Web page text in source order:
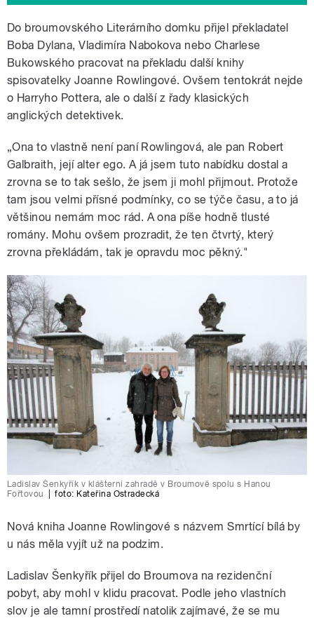
Do broumovského Literárního domku přijel překladatel
Boba Dylana, Vladimíra Nabokova nebo Charlese
Bukowského pracovat na překladu další knihy
spisovatelky Joanne Rowlingové. Ovšem tentokrát nejde
o Harryho Pottera, ale o další z řady klasických
anglických detektivek.
„Ona to vlastně není paní Rowlingová, ale pan Robert
Galbraith, její alter ego. A já jsem tuto nabídku dostal a
zrovna se to tak sešlo, že jsem ji mohl přijmout. Protože
tam jsou velmi přísné podmínky, co se týče času, a to já
většinou nemám moc rád. A ona píše hodně tlusté
romány. Mohu ovšem prozradit, že ten čtvrtý, který
zrovna překládám, tak je opravdu moc pěkný."
Ladislav Šenkyřík v klášterní zahradě v Broumově spolu s Hanou
Fořtovou
foto: Kateřina Ostradecká
Nová kniha Joanne Rowlingové s názvem Smrtící bílá by
u nás měla vyjít už na podzim.
Ladislav Šenkyřík přijel do Broumova na rezidenční
pobyt, aby mohl v klidu pracovat. Podle jeho vlastních
slov je ale tamní prostředí natolik zajímavé, že se mu